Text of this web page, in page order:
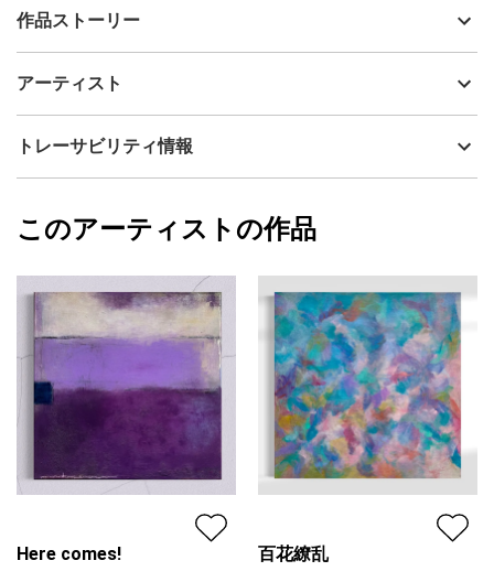
出品者
制作年
アクリル
カラー
ホワイト
ジャンル
抽象画
配送目安
二週間以内
作品ストーリー
アスリートが静かにフローへ入っていくような
恐れや力みなどの抵抗のない
流れに身を委ねたときに現れてくる
縦に整ったエネルギーの流れと
澄んだ静けさを爽やかな色彩でシンプルに仕上げました。
アーティスト
Mamiko Okubo
フォローする
トレーサビリティ情報
Mamiko Okubo
このアーティストの作品
Here comes! 百花繚乱